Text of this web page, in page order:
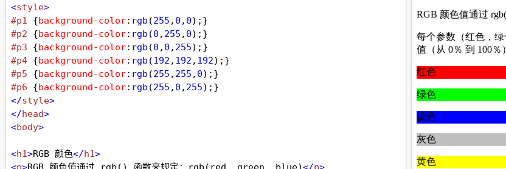
<style>
#p1 {background-color: rgb (255 , 0 , 0);}
#p2 {background-color: rgb (0 , 255 , 0);}
#p3 {background-color: rgb (0 , 0 , 255);}
#p4 {background-color: rgb (192 , 192 , 192);}
#p5 {background-color: rgb (255 , 255 , 0);}
#p6 {background-color: rgb (255 , 0 , 255);}
</style>
</head>
<body>
<h1>RGB 颜色</h1>